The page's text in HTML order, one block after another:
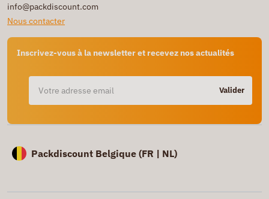
info@packdiscount.com
Nous contacter
Inscrivez-vous à la newsletter et recevez nos actualités
Valider
Packdiscount Belgique (FR | NL)